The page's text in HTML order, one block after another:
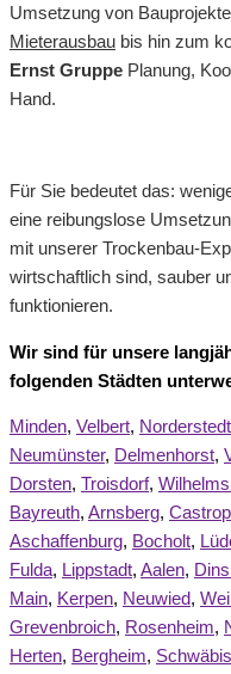
Umsetzung von
Mieterausbau bis hin zum
Ernst Gruppe Planung,
Hand.
Für Sie bedeutet das:
eine reibungslose
mit unserer Trockenbau-
wirtschaftlich sind, sauber
funktionieren.
Wir sind für unsere
folgenden Städten
Minden, Velbert, Norderstedt
Neumünster, Delmenhorst,
Dorsten, Troisdorf,
Bayreuth, Arnsberg,
Aschaffenburg, Bocholt,
Fulda, Lippstadt, Aalen,
Main, Kerpen, Neuwied,
Grevenbroich, Rosenheim,
Herten, Bergheim,